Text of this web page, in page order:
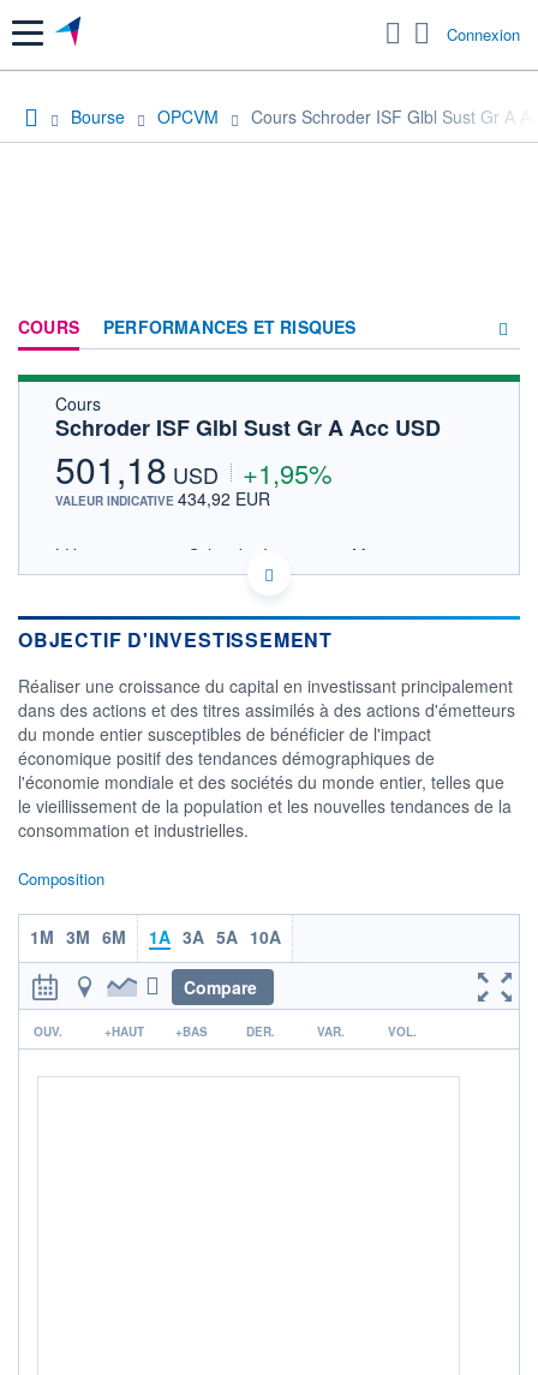
Menu Connexion
Bourse OPCVM Cours Schroder ISF Glbl Sust Gr A
COURS PERFORMANCES ET RISQUES
FORUM
Cours
Schroder ISF Glbl Sust Gr A Acc USD
501,18 USD +1,95%
VALEUR INDICATIVE 434,92 EUR
LU0557290698 - Schroder Investment Management
(Europe) S.A.
Consulter le prospectus / DIC
01/12 07/04 04/08
350
500
550
Actions International Gdes
FONDS PARTENAIRES
TARIFS PRIVILÉGIÉS 0%
ÉLIGIBILITÉ
PEA PEA-PME BOURSOVIE LUX
BOURSOVIE
CTO BUSINESS
Non éligible Boursobank
OBJECTIF D'INVESTISSEMENT
Réaliser une croissance du capital en investissant principalement
dans des actions et des titres assimilés à des actions d'émetteurs
du monde entier susceptibles de bénéficier de l'impact
économique positif des tendances démographiques de
l'économie mondiale et des sociétés du monde entier, telles que
le vieillissement de la population et les nouvelles tendances de la
consommation et industrielles.
Composition
1M 3M 6M 1A 3A 5A 10A
Compare
r
OUV. +HAUT +BAS DER. VAR. VOL.